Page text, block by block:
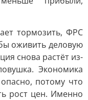
тормозить, ФРС
оживить деловую
снова растёт из-
Экономика
потому что
рост цен. Именно